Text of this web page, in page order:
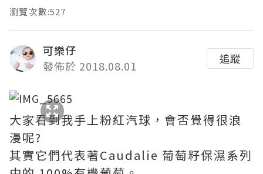
瀏覽次數:527
可樂仔
發佈於 2018.08.01
追蹤
大家看到我手上粉紅汽球，會否覺得很浪
漫呢?
其實它們代表著Caudalie 葡萄籽保濕系列